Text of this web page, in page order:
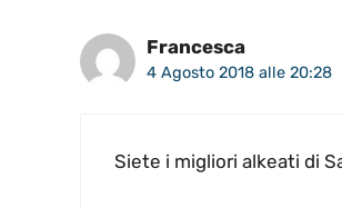
Francesca
4 Agosto 2018 alle 20:28
Siete i migliori alkeati di